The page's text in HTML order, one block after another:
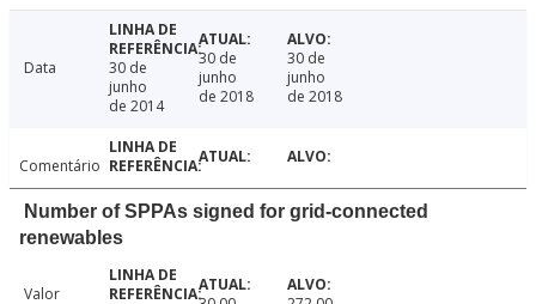
Data
30 de
junho
de 2014
30 de
junho
de 2018
30 de
junho
de 2018
Comentário
Number of SPPAs signed for grid-connected
renewables
Valor